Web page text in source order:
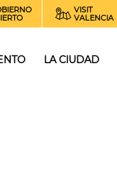
VISIT
VALENCIA
LA CIUDAD